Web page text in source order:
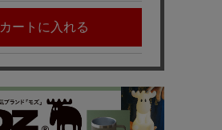
カートに入れる